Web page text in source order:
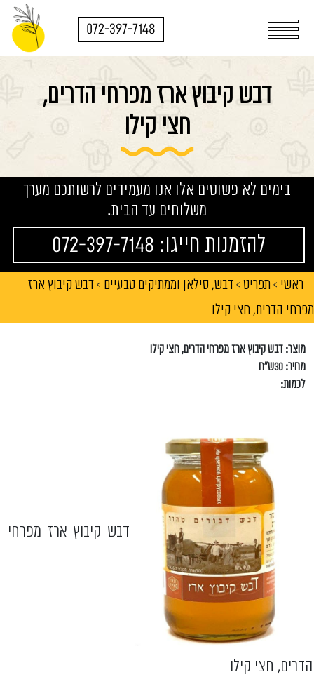
072-397-7148
דבש קיבוץ ארז מפרחי הדרים,
חצי קילו
בימים לא פשוטים אלו אנו מעמידים לרשותכם מערך
משלוחים עד הבית.
להזמנות חייגו: 072-397-7148
ראשי > תפריט > דבש, סילאן וממתיקים טבעיים > דבש קיבוץ ארז
מפרחי הדרים, חצי קילו
מוצר: דבש קיבוץ ארז מפרחי הדרים, חצי קילו
מחיר: 30ש"ח
לכמות:
דבש קיבוץ ארז מפרחי
הדרים, חצי קילו